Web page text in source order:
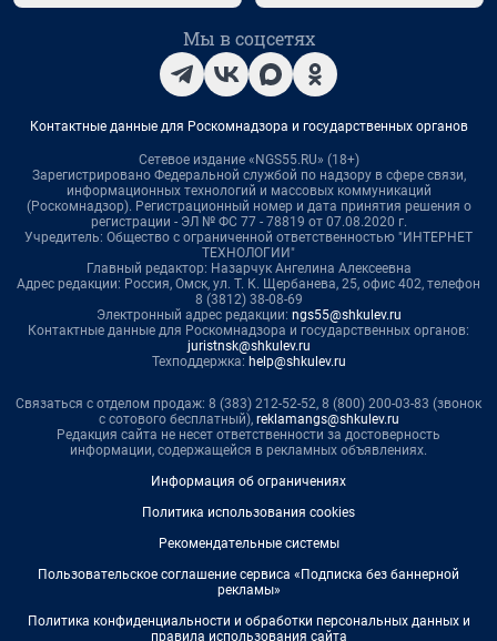
Мы в соцсетях
Контактные данные для Роскомнадзора и государственных органов
Сетевое издание «NGS55.RU» (18+)
Зарегистрировано Федеральной службой по надзору в сфере связи,
информационных технологий и массовых коммуникаций
(Роскомнадзор). Регистрационный номер и дата принятия решения о
регистрации - ЭЛ № ФС 77 - 78819 от 07.08.2020 г.
Учредитель: Общество с ограниченной ответственностью "ИНТЕРНЕТ
ТЕХНОЛОГИИ"
Главный редактор: Назарчук Ангелина Алексеевна
Адрес редакции: Россия, Омск, ул. Т. К. Щербанева, 25, офис 402, телефон
8 (3812) 38-08-69
Электронный адрес редакции: ngs55@shkulev.ru
Контактные данные для Роскомнадзора и государственных органов:
juristnsk@shkulev.ru
Техподдержка: help@shkulev.ru
Связаться с отделом продаж: 8 (383) 212-52-52, 8 (800) 200-03-83 (звонок
с сотового бесплатный), reklamangs@shkulev.ru
Редакция сайта не несет ответственности за достоверность
информации, содержащейся в рекламных объявлениях.
Информация об ограничениях
Политика использования cookies
Рекомендательные системы
Пользовательское соглашение сервиса «Подписка без баннерной
рекламы»
Политика конфиденциальности и обработки персональных данных и
правила использования сайта